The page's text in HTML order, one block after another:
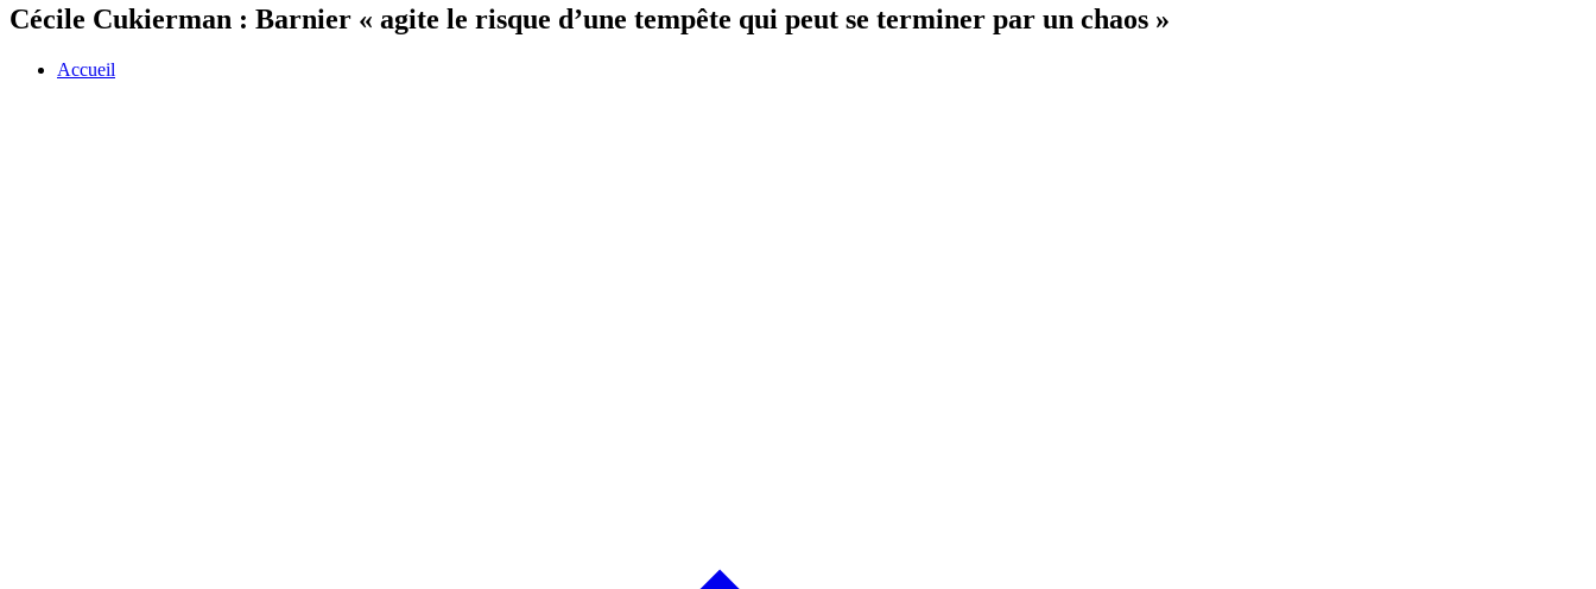
Cécile Cukierman : Barnier « agite le risque d’une tempête qui peut se terminer par un chaos »
Accueil